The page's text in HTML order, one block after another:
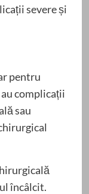
severe și
pentru
complicații
sau
încâlcit.